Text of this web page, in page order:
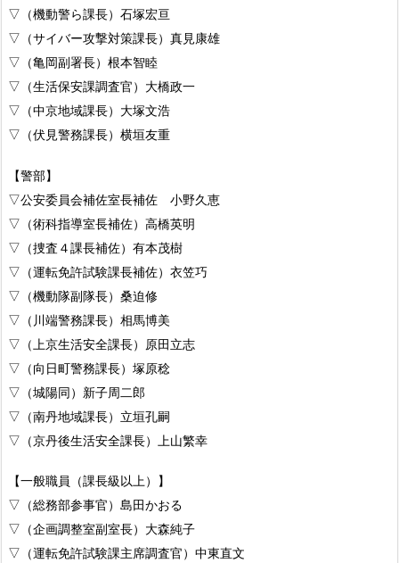
▽（機動警ら課長）石塚宏亘
▽（サイバー攻撃対策課長）真見康雄
▽（亀岡副署長）根本智睦
▽（生活保安課調査官）大橋政一
▽（中京地域課長）大塚文浩
▽（伏見警務課長）横垣友重
【警部】
▽公安委員会補佐室長補佐 小野久恵
▽（術科指導室長補佐）高橋英明
▽（捜査４課長補佐）有本茂樹
▽（運転免許試験課長補佐）衣笠巧
▽（機動隊副隊長）桑迫修
▽（川端警務課長）相馬博美
▽（上京生活安全課長）原田立志
▽（向日町警務課長）塚原稔
▽（城陽同）新子周二郎
▽（南丹地域課長）立垣孔嗣
▽（京丹後生活安全課長）上山繁幸
【一般職員（課長級以上）】
▽（総務部参事官）島田かおる
▽（企画調整室副室長）大森純子
▽（運転免許試験課主席調査官）中東直文